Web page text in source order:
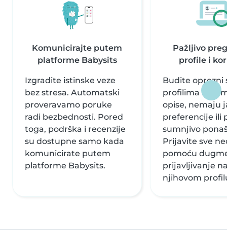
Komunicirajte putem
platforme Babysits
Izgradite istinske veze
bez stresa. Automatski
proveravamo poruke
radi bezbednosti. Pored
toga, podrška i recenzije
su dostupne samo kada
komunicirate putem
platforme Babysits.
Pažljivo
profile i
Budite oprezni
profilima koji
opise, nemaju
preferencije ili
sumnjivo
Prijavite sve
pomoću
prijavljivanje
njihovom